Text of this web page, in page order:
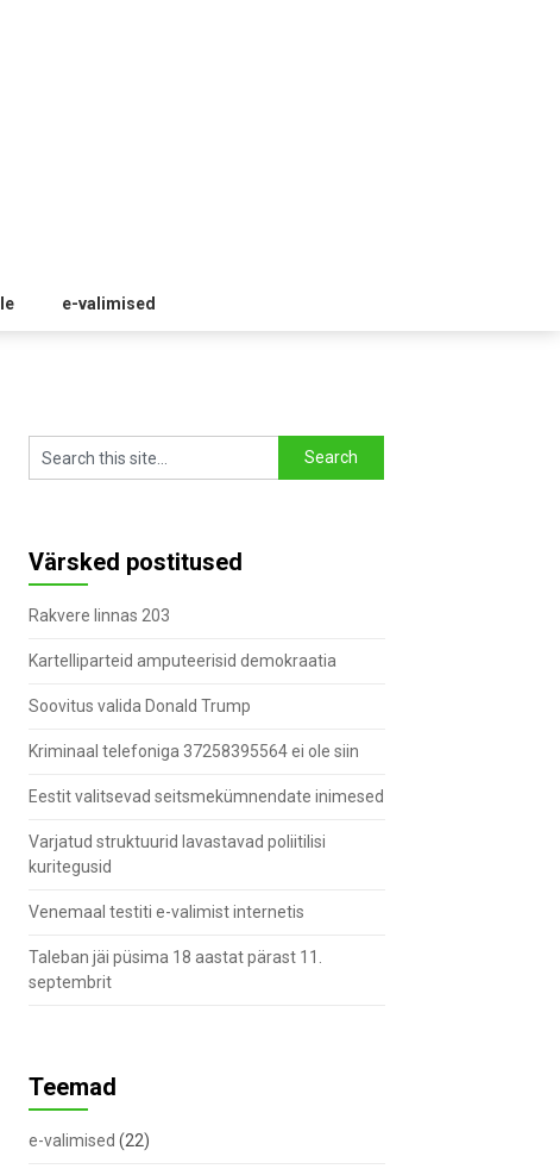
e-valimised
Värsked postitused
Rakvere linnas 203
Kartelliparteid amputeerisid demokraatia
Soovitus valida Donald Trump
Kriminaal telefoniga 37258395564 ei ole siin
Eestit valitsevad seitsmekümnendate inimesed
Varjatud struktuurid lavastavad poliitilisi
kuritegusid
Venemaal testiti e-valimist internetis
Taleban jäi püsima 18 aastat pärast 11.
septembrit
Teemad
e-valimised (22)